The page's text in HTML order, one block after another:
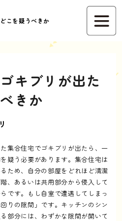
こを疑うべきか
キブリが出た
きか
集合住宅でゴキブリが出たら、一
疑う必要があります。集合住宅は
ため、自分の部屋をどれほど清潔
、あるいは共用部分から侵入して
です。もし自室で遭遇してしまっ
りの隙間」です。キッチンのシン
部分には、わずかな隙間が開いて